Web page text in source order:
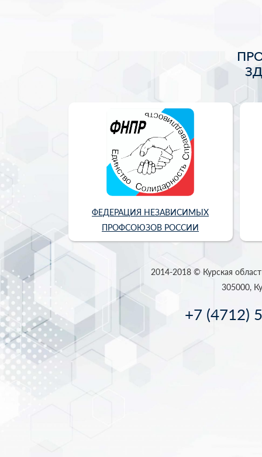
ФЕДЕРАЦИЯ НЕЗАВИСИМЫХ
ПРОФСОЮЗОВ РОССИИ
2014-2018 © Курская
305000,
+7 (4712)